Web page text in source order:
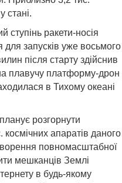
стані.
ракети-носія
запусків уже восьмого
після старту здійснив
плавучу платформу-дрон
в Тихому океані
розгорнути
космічних апаратів даного
повномасштабної
мешканців Землі
в будь-якому